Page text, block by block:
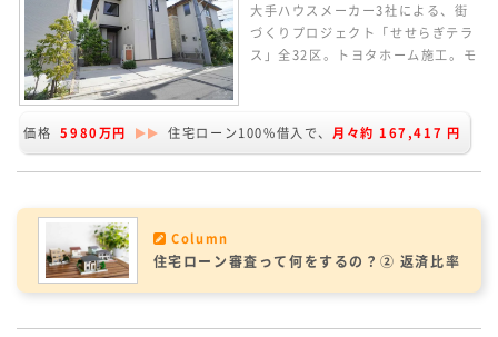
大手ハウスメーカー3社による、街
づくりプロジェクト「せせらぎテラ
ス」全32区。トヨタホーム施工。モ
構造で、耐震等級「3」の最高等級
価格 5980万円 住宅ローン100%借入で、月々約 167,417 円
Column
住宅ローン審査って何をするの？② 返済比率